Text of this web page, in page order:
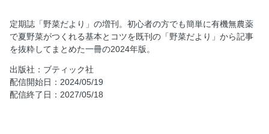
Part 4 試してみたい！夏のアイデア栽培
奥付
ブティック社の家庭菜園誌
定期誌「野菜だより」の増刊。初心者の方でも簡単に有機無農薬
で夏野菜がつくれる基本とコツを既刊の「野菜だより」から記事
を抜粋してまとめた一冊の2024年版。
出版社：ブティック社
配信開始日：2024/05/19
配信終了日：2027/05/18